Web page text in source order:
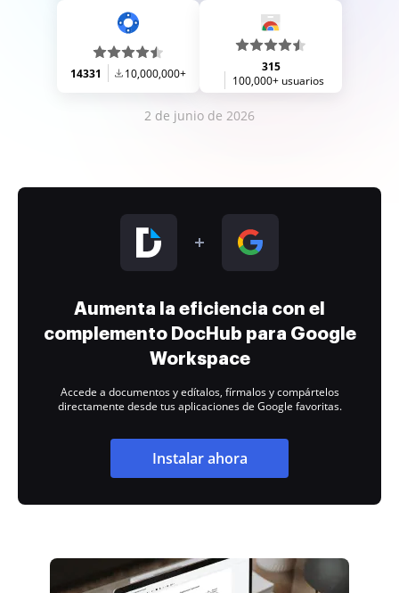
14331 10,000,000+
315
100,000+ usuarios
2 de junio de 2026
Aumenta la eficiencia con el
complemento DocHub para Google
Workspace
Accede a documentos y edítalos, fírmalos y compártelos
directamente desde tus aplicaciones de Google favoritas.
Instalar ahora